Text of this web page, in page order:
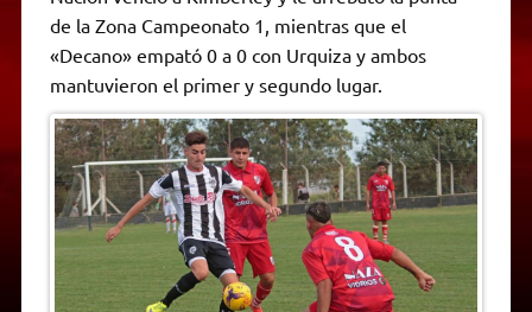
A
p
p
r
a
m
r
o
k
g
e
n
k
F
r
i
n
d
l
y
de la Zona Campeonato 1, mientras que el
«Decano» empató 0 a 0 con Urquiza y ambos
mantuvieron el primer y segundo lugar.